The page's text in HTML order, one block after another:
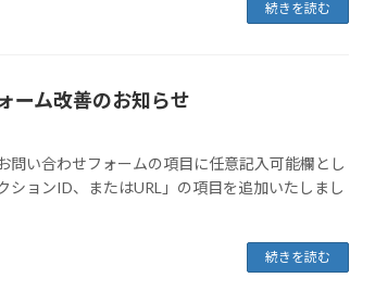
続きを読む
ーム改善のお知らせ
問い合わせフォームの項目に任意記入可能欄とし
ションID、またはURL」の項目を追加いたしまし
続きを読む